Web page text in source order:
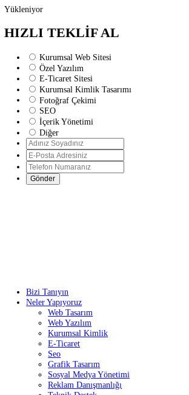
Yükleniyor
HIZLI TEKLİF AL
Kurumsal Web Sitesi
Özel Yazılım
E-Ticaret Sitesi
Kurumsal Kimlik Tasarımı
Fotoğraf Çekimi
SEO
İçerik Yönetimi
Diğer
Bizi Tanıyın
Neler Yapıyoruz
Web Tasarım
Web Yazılım
Kurumsal Kimlik
E-Ticaret